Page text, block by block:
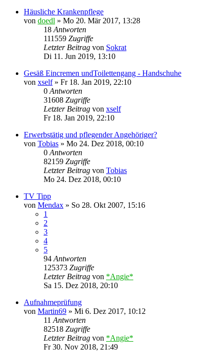
Häusliche Krankenpflege
von doedl » Mo 20. Mär 2017, 13:28
18 Antworten
111559 Zugriffe
Letzter Beitrag von Sokrat
Di 11. Jun 2019, 13:10
Gesäß Eincremen undToilettengang - Handschuhe
von xself» Fr 18. Jan 2019, 22:10
0 Antworten
31608 Zugriffe
Letzter Beitrag von xself
Fr 18. Jan 2019, 22:10
Erwerbstätig und pflegender Angehöriger?
von Tobias » Mo 24. Dez 2018, 00:10
0 Antworten
82159 Zugriffe
Letzter Beitrag von Tobias
Mo 24. Dez 2018, 00:10
TV Tipp
von Mendax » So 28. Okt 2007, 15:16
1
2
3
4
5
94 Antworten
125373 Zugriffe
Letzter Beitrag von *Angie*
Sa 15. Dez 2018, 20:10
Aufnahmeprüfung
von Martin69 » Mi 6. Dez 2017, 10:12
11 Antworten
82518 Zugriffe
Letzter Beitrag von *Angie*
Fr 30. Nov 2018, 21:49